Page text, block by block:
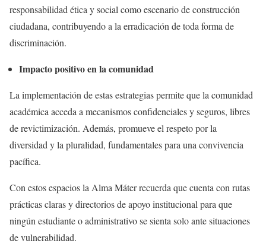
responsabilidad ética y social como escenario de construcción
ciudadana, contribuyendo a la erradicación de toda forma de
discriminación.
Impacto positivo en la comunidad
La implementación de estas estrategias permite que la comunidad
académica acceda a mecanismos confidenciales y seguros, libres
de revictimización. Además, promueve el respeto por la
diversidad y la pluralidad, fundamentales para una convivencia
pacífica.
Con estos espacios la Alma Máter recuerda que cuenta con rutas
prácticas claras y directorios de apoyo institucional para que
ningún estudiante o administrativo se sienta solo ante situaciones
de vulnerabilidad.